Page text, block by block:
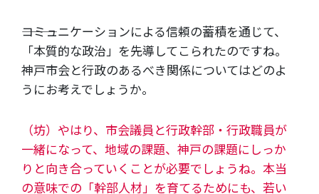
―――コミュニケーションによる信頼の蓄積を通じて、
「本質的な政治」を先導してこられたのですね。
神戸市会と行政のあるべき関係についてはどのよ
うにお考えでしょうか。
（坊）やはり、市会議員と行政幹部・行政職員が
一緒になって、地域の課題、神戸の課題にしっか
りと向き合っていくことが必要でしょうね。本当
の意味での「幹部人材」を育てるためにも、若い